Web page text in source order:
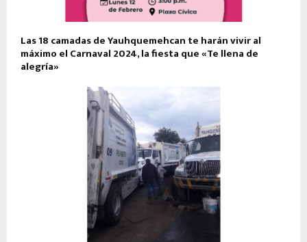
Las 18 camadas de Yauhquemehcan te harán vivir al
máximo el Carnaval 2024, la fiesta que «Te llena de
alegría»